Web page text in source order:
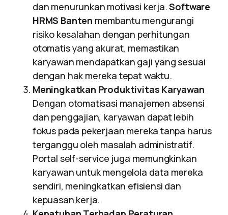
dan menurunkan motivasi kerja.Software
HRMS Banten membantu mengurangi
risiko kesalahan dengan perhitungan
otomatis yang akurat, memastikan
karyawan mendapatkan gaji yang sesuai
dengan hak mereka tepat waktu.
Meningkatkan Produktivitas Karyawan
Dengan otomatisasi manajemen absensi
dan penggajian, karyawan dapat lebih
fokus pada pekerjaan mereka tanpa harus
terganggu oleh masalah administratif.
Portal self-service juga memungkinkan
karyawan untuk mengelola data mereka
sendiri, meningkatkan efisiensi dan
kepuasan kerja.